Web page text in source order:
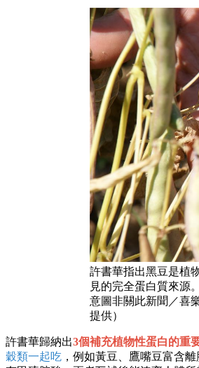
許書華指出黑豆是植
見的完全蛋白質來源
意圖非關此新聞／喜
提供）
許書華歸納出3個補充植物性蛋白的重
穀類一起吃 ，例如黃豆、鷹嘴豆富含